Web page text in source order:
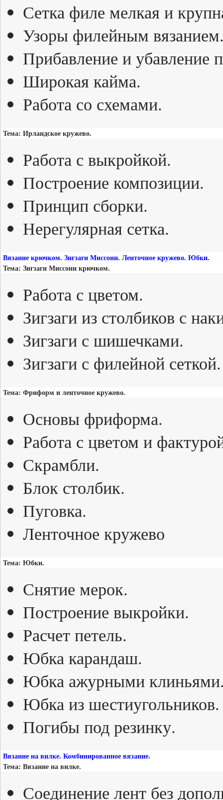
Сетка филе мелкая и
Узоры филейным
Прибавление и убавление
Широкая кайма.
Работа со схемами.
Тема: Ирландское кружево.
Работа с выкройкой.
Построение композиции.
Принцип сборки.
Нерегулярная сетка.
Вязание крючком. Зигзаги Миссони. Ленточное кружево. Юбки.
Тема: Зигзаги Миссони крючком.
Работа с цветом.
Зигзаги из столбиков с
Зигзаги с шишечками.
Зигзаги с филейной сеткой.
Тема: Фриформ и ленточное кружево.
Основы фриформа.
Работа с цветом и
Скрамбли.
Блок столбик.
Пуговка.
Ленточное кружево
Тема: Юбки.
Снятие мерок.
Построение выкройки.
Расчет петель.
Юбка карандаш.
Юбка ажурными
Юбка из шестиугольников.
Погибы под резинку.
Вязание на вилке. Комбинированное вязание.
Тема: Вязание на вилке.
Соединение лент без